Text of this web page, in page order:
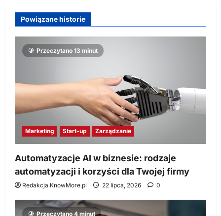
Powiązane historie
Przeczytano 13 minut
Marketing Start-up Zarządzanie
Automatyzacje AI w biznesie: rodzaje
automatyzacji i korzyści dla Twojej firmy
Redakcja KnowMore.pl 22 lipca, 2026 0
Przeczytano 4 minut